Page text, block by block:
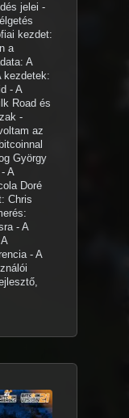
jelei -
kezdet:
a
A
kezdetek:
- A
Road és
-
az
György
A
Doré
Chris
- A
- A